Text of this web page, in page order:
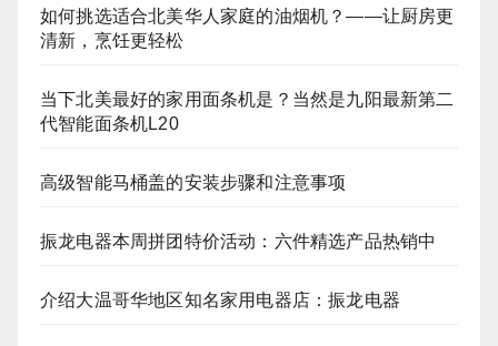
如何挑选适合北美华人家庭的油烟机？——让厨房更
清新，烹饪更轻松
当下北美最好的家用面条机是？当然是九阳最新第二
代智能面条机L20
高级智能马桶盖的安装步骤和注意事项
振龙电器本周拼团特价活动：六件精选产品热销中
介绍大温哥华地区知名家用电器店：振龙电器